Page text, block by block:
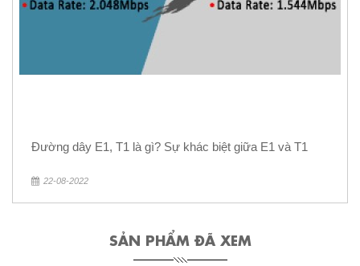
Đường dây E1, T1 là gì? Sự khác biệt giữa E1 và T1
22-08-2022
SẢN PHẨM ĐÃ XEM